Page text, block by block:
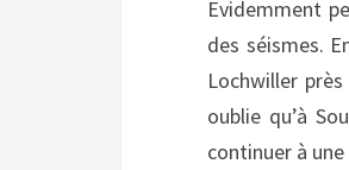
Evidemment
des séismes.
Lochwiller
oublie qu’à
continuer à